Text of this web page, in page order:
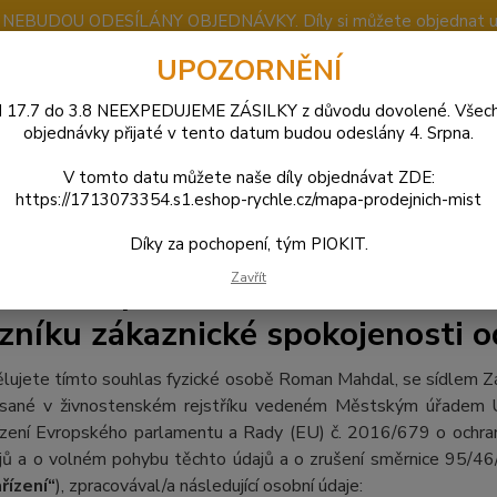
ODESÍLÁNY OBJEDNÁVKY. Díly si můžete objednat
Hledat
(Po-
Souhlas se zpracováním osobních údajů pro účely zaslání dotazníku
se zpracováním osobních
zákaznické spokojenosti
tímto souhlas fyzické osobě Roman Mahdal, se
v živnostenském rejstříku vedeném Městským úřadem
Evropského parlamentu a Rady (EU) č. 2016/679 o
a o volném pohybu těchto údajů a o zrušení směrnice 95/
), zpracovával/a následující osobní údaje:
UPOZORNĚNÍ
17.7 do 3.8 NEEXPEDUJEME ZÁSILKY z důvodu dovolené.
objednávky přijaté v tento datum budou odeslány 4. Srpna.
V tomto datu můžete naše díly objednávat ZDE:
https://1713073354.s1.eshop-rychle.cz/mapa-prodejnich-mist
Díky za pochopení, tým PIOKIT.
Zavřít